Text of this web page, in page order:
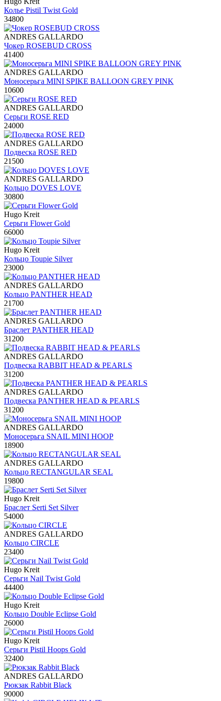
Колье Pistil Twist Gold
34800
ANDRES GALLARDO
Чокер ROSEBUD CROSS
41400
ANDRES GALLARDO
Моносерьга MINI SPIKE BALLOON GREY PINK
10600
ANDRES GALLARDO
Серьги ROSE RED
24000
ANDRES GALLARDO
Подвеска ROSE RED
21500
ANDRES GALLARDO
Кольцо DOVES LOVE
30800
Hugo Kreit
Серьги Flower Gold
66000
Hugo Kreit
Кольцо Toupie Silver
23000
ANDRES GALLARDO
Кольцо PANTHER HEAD
21700
ANDRES GALLARDO
Браслет PANTHER HEAD
31200
ANDRES GALLARDO
Подвеска RABBIT HEAD & PEARLS
31200
ANDRES GALLARDO
Подвеска PANTHER HEAD & PEARLS
31200
ANDRES GALLARDO
Моносерьга SNAIL MINI HOOP
18900
ANDRES GALLARDO
Кольцо RECTANGULAR SEAL
19800
Hugo Kreit
Браслет Serti Set Silver
54000
ANDRES GALLARDO
Кольцо CIRCLE
23400
Hugo Kreit
Серьги Nail Twist Gold
44400
Hugo Kreit
Кольцо Double Eclipse Gold
26000
Hugo Kreit
Серьги Pistil Hoops Gold
32400
ANDRES GALLARDO
Рюкзак Rabbit Black
90000